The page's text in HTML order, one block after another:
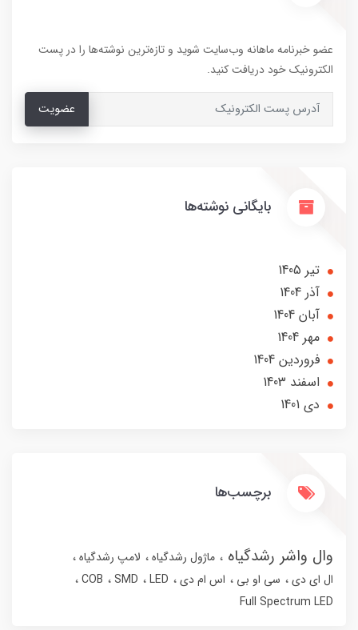
عضو خبرنامه ماهانه وب‌سایت شوید و تازه‌ترین نوشته‌ها را در پست
الکترونیک خود دریافت کنید.
عضویت
بایگانی نوشته‌ها
تير 1405
آذر 1404
آبان 1404
مهر 1404
فروردین 1404
اسفند 1403
دی 1401
برچسب‌ها
وال واشر رشدگیاه ماژول رشدگیاه
لامپ رشدگیاه
ال ای دی
سی او بی اس ام دی LED
SMD
COB
Full Spectrum LED